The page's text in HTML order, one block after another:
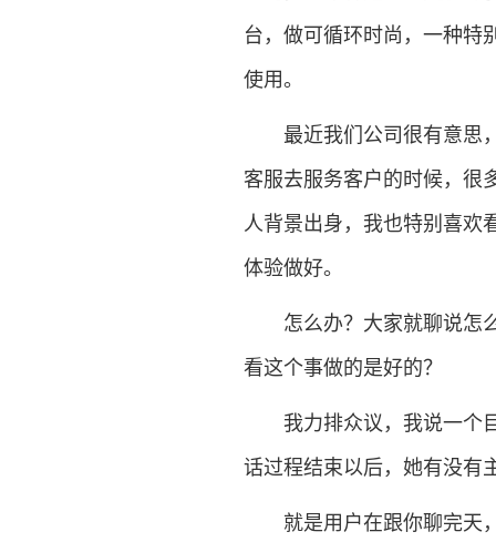
台，做可循环时尚，一种特
使用。
最近我们公司很有意思，
客服去服务客户的时候，很
人背景出身，我也特别喜欢
体验做好。
怎么办？大家就聊说怎么
看这个事做的是好的？
我力排众议，我说一个目
话过程结束以后，她有没有
就是用户在跟你聊完天，